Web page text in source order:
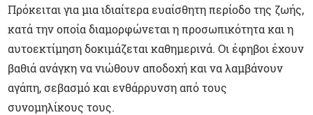
Πρόκειται για μια ιδιαίτερα ευαίσθητη περίοδο της ζωής,
κατά την οποία διαμορφώνεται η προσωπικότητα και η
αυτοεκτίμηση δοκιμάζεται καθημερινά. Οι έφηβοι έχουν
βαθιά ανάγκη να νιώθουν αποδοχή και να λαμβάνουν
αγάπη, σεβασμό και ενθάρρυνση από τους
συνομηλίκους τους.